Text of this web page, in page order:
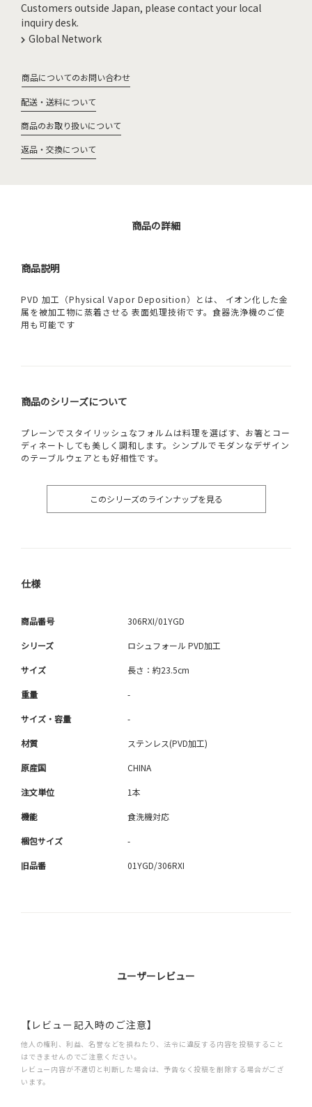
Customers outside Japan, please contact your local
inquiry desk.
Global Network
商品についてのお問い合わせ
配送・送料について
商品のお取り扱いについて
返品・交換について
商品の詳細
商品説明
PVD 加工（Physical Vapor Deposition）とは、 イオン化した金
属を被加工物に蒸着させる 表面処理技術です。食器洗浄機のご使
用も可能です
商品のシリーズについて
プレーンでスタイリッシュなフォルムは料理を選ばす、お箸とコー
ディネートしても美しく調和します。シンプルでモダンなデザイン
のテーブルウェアとも好相性です。
このシリーズのラインナップを見る
仕様
商品番号 306RXI/01YGD
シリーズ ロシュフォール PVD加工
サイズ 長さ：約23.5cm
重量 -
サイズ・容量 -
材質 ステンレス(PVD加工)
原産国 CHINA
注文単位 1本
機能 食洗機対応
梱包サイズ -
旧品番 01YGD/306RXI
ユーザーレビュー
【レビュー記入時のご注意】
他人の権利、利益、名誉などを損ねたり、法令に違反する内容を投稿すること
はできませんのでご注意ください。
レビュー内容が不適切と判断した場合は、予告なく投稿を削除する場合がござ
います。